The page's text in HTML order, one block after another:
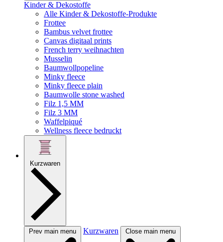
Kinder & Dekostoffe
Alle Kinder & Dekostoffe-Produkte
Frottee
Bambus velvet frottee
Canvas digitaal prints
French terry weihnachten
Musselin
Baumwollpopeline
Minky fleece
Minky fleece plain
Baumwolle stone washed
Filz 1,5 MM
Filz 3 MM
Waffelpiqué
Wellness fleece bedruckt
Kurzwaren
Prev main menu Kurzwaren Close main menu